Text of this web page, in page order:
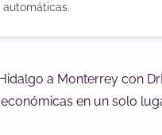
automáticas.
a Monterrey con
en un solo